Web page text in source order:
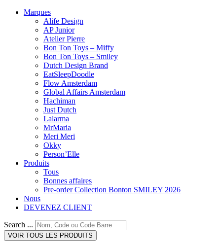
Marques
Alife Design
AP Junior
Atelier Pierre
Bon Ton Toys – Miffy
Bon Ton Toys – Smiley
Dutch Design Brand
EatSleepDoodle
Flow Amsterdam
Global Affairs Amsterdam
Hachiman
Just Dutch
Lalarma
MrMaria
Meri Meri
Okky
Person’Elle
Produits
Tous
Bonnes affaires
Pre-order Collection Bonton SMILEY 2026
Nous
DEVENEZ CLIENT
Search ...
VOIR TOUS LES PRODUITS